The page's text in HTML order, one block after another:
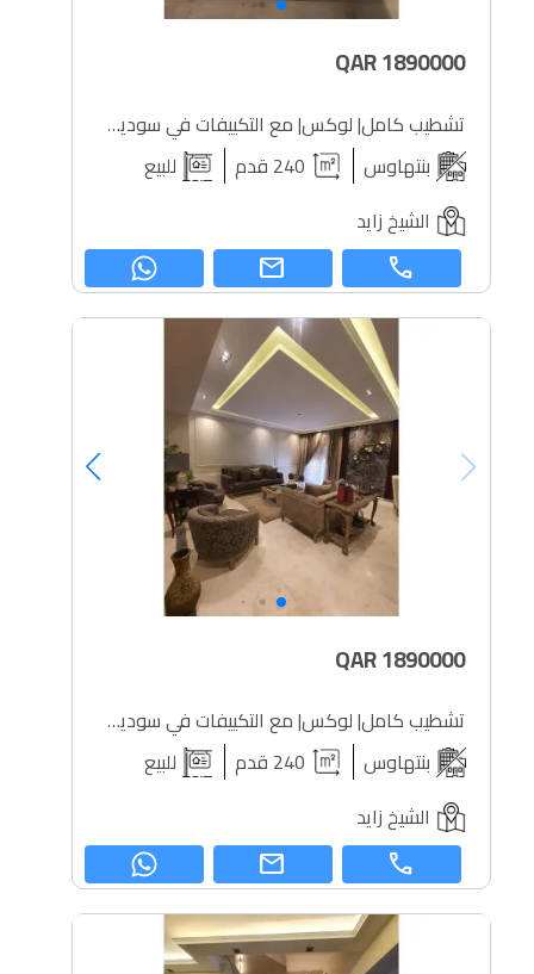
1890000
تشطيب كامل| لوكس| مع التكييفات في سوديك ويست تاون
بنتهاوس
للبيع
الشيخ زايد
call
mail
1890000
تشطيب كامل| لوكس| مع التكييفات في سوديك ويست تاون
بنتهاوس
للبيع
الشيخ زايد
call
mail